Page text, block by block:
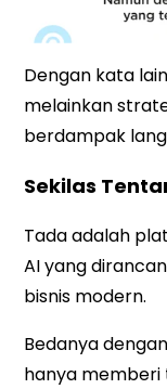
Dengan kata
melainkan
berdampak
Sekilas
Tadaadalah
AI yang
bisnis modern.
Bedanya
hanya memberi